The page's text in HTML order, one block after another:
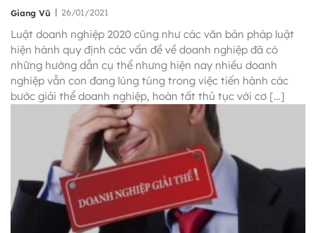
Giang Vũ | 26/01/2021
Luật doanh nghiệp 2020 cũng như các văn bản pháp luật
hiện hành quy định các vấn đề về doanh nghiệp đã có
những hướng dẫn cụ thể nhưng hiện nay nhiều doanh
nghiệp vẫn con đang lúng túng trong việc tiến hành các
bước giải thể doanh nghiệp, hoàn tất thủ tục với cơ […]